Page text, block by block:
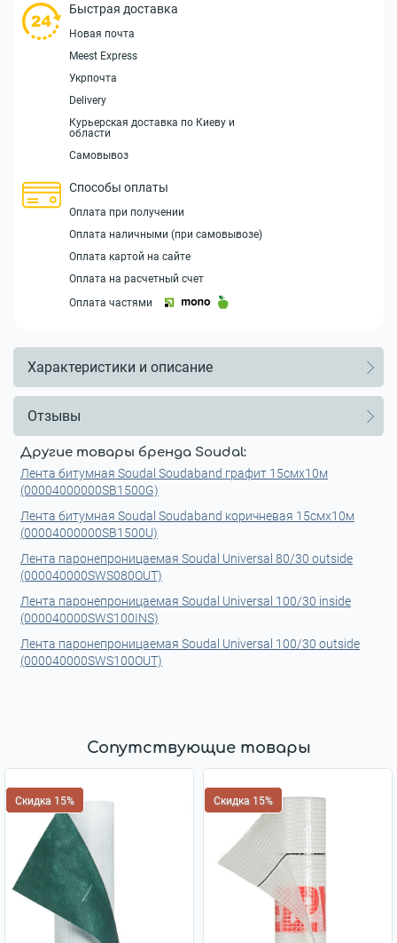
Быстрая доставка
Новая почта
Meest Express
Укрпочта
Delivery
Курьерская доставка по Киеву и
области
Самовывоз
Способы оплаты
Оплата при получении
Оплата наличными (при самовывозе)
Оплата картой на сайте
Оплата на расчетный счет
Оплата частями
Характеристики и описание
Отзывы
Другие товары бренда Soudal:
Лента битумная Soudal Soudaband графит 15смx10м
(00004000000SB1500G)
Лента битумная Soudal Soudaband коричневая 15смx10м
(00004000000SB1500U)
Лента паронепроницаемая Soudal Universal 80/30 outside
(000040000SWS080OUT)
Лента паронепроницаемая Soudal Universal 100/30 inside
(000040000SWS100INS)
Лента паронепроницаемая Soudal Universal 100/30 outside
(000040000SWS100OUT)
Сопутствующие товары
Скидка 15% Скидка 15%